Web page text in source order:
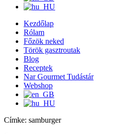
Kezdőlap
Rólam
Főzök neked
Török gasztroutak
Blog
Receptek
Nar Gourmet Tudástár
Webshop
Címke: samburger